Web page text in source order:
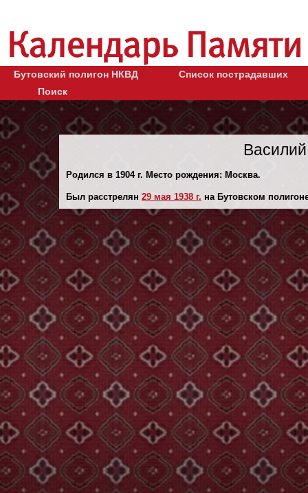
Бутовский полигон НКВД
Список пострадавших
Поиск
Родился в 1904 г. Место рождения: Москва.
Был расстрелян 29 мая 1938 г. на Бутовском